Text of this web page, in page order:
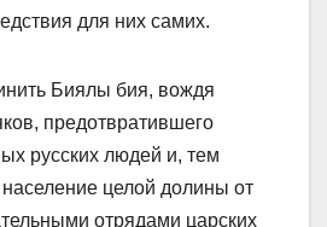
для них самих.
Биялы бия, вождя
предотвратившего
русских людей и, тем
целой долины от
отрядами царских